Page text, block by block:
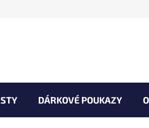
DÁRKOVÉ POUKAZY